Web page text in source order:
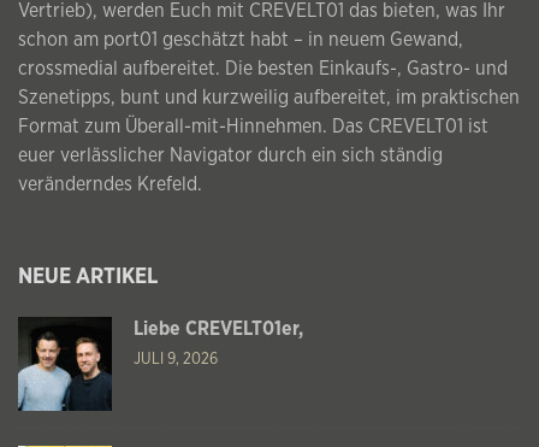
Vertrieb), werden Euch mit CREVELT01 das bieten, was Ihr
schon am port01 geschätzt habt – in neuem Gewand,
crossmedial aufbereitet. Die besten Einkaufs-, Gastro- und
Szenetipps, bunt und kurzweilig aufbereitet, im praktischen
Format zum Überall-mit-Hinnehmen. Das CREVELT01 ist
euer verlässlicher Navigator durch ein sich ständig
veränderndes Krefeld.
NEUE ARTIKEL
Liebe CREVELT01er,
JULI 9, 2026